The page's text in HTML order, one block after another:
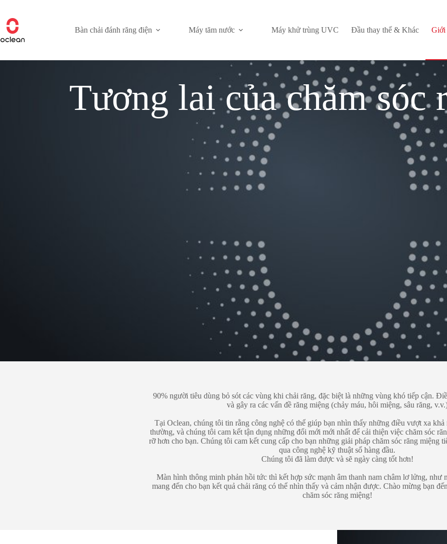
nội
dung
Bàn chải đánh răng điện Máy tăm nước Máy khử trùng UVC Đầu thay thế & Khác Giới
Tương lai của chăm sóc
90% người tiêu dùng bỏ sót các vùng khi chải răng, đặc biệt là những vùng khó tiếp cận.
và gây ra các vấn đề răng miệng (chảy máu, hôi miệng, sâu răng,
Tại Oclean, chúng tôi tin rằng công nghệ có thể giúp bạn nhìn thấy những điều vượt xa khả
thường, và chúng tôi cam kết tận dụng những đổi mới mới nhất để cải thiện việc chăm sóc
rỡ hơn cho bạn. Chúng tôi cam kết cung cấp cho bạn những giải pháp chăm sóc răng miệng
qua công nghệ kỹ thuật số hàng đầu.
Chúng tôi đã làm được và sẽ ngày càng tốt hơn!
Màn hình thông minh phản hồi tức thì kết hợp sức mạnh âm thanh nam châm lơ lửng, như
mang đến cho bạn kết quả chải răng có thể nhìn thấy và cảm nhận được. Chào mừng bạn
chăm sóc răng miệng!